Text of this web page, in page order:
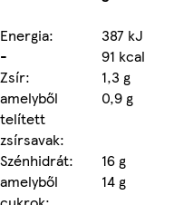
Energia:
387 kJ
-
91 kcal
Zsír:
1,3 g
amelyből
telített
zsírsavak:
0,9 g
Szénhidrát: 16 g
amelyből
14 g